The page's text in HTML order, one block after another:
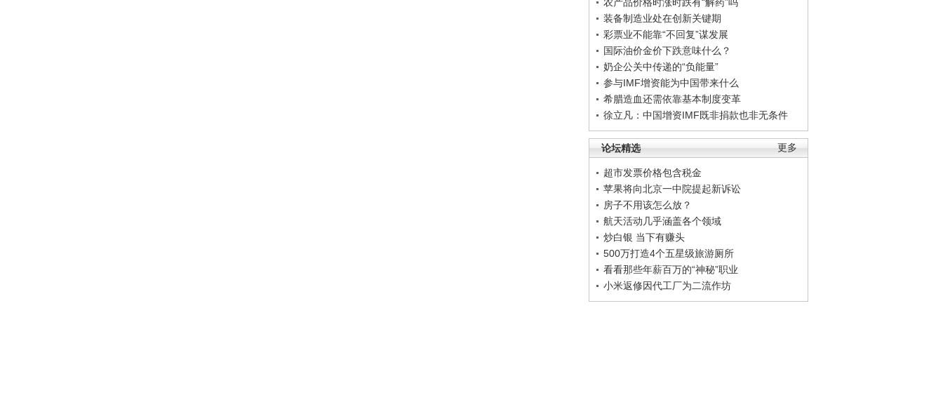
装备制造业处在创新关键期
彩票业不能靠“不回复”谋发展
国际油价金价下跌意味什么？
奶企公关中传递的“负能量”
参与IMF增资能为中国带来什么
希腊造血还需依靠基本制度变革
徐立凡：中国增资IMF既非捐款也非无条件
更多
论坛精选
超市发票价格包含税金
苹果将向北京一中院提起新诉讼
房子不用该怎么放？
航天活动几乎涵盖各个领域
炒白银 当下有赚头
500万打造4个五星级旅游厕所
看看那些年薪百万的“神秘”职业
小米返修因代工厂为二流作坊